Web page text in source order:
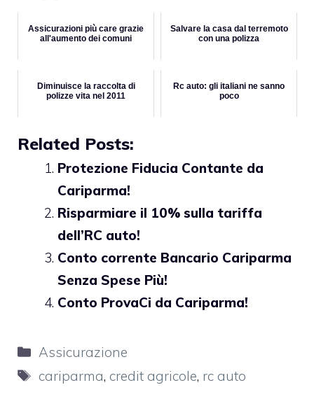
Assicurazioni più care grazie
all'aumento dei comuni
Salvare la casa dal terremoto
con una polizza
Diminuisce la raccolta di
polizze vita nel 2011
Rc auto: gli italiani ne sanno
poco
Related Posts:
Protezione Fiducia Contante da
Cariparma!
Risparmiare il 10% sulla tariffa
dell’RC auto!
Conto corrente Bancario Cariparma
Senza Spese Più!
Conto ProvaCi da Cariparma!
Categorie
Assicurazione
Tag
cariparma, credit agricole, rc auto